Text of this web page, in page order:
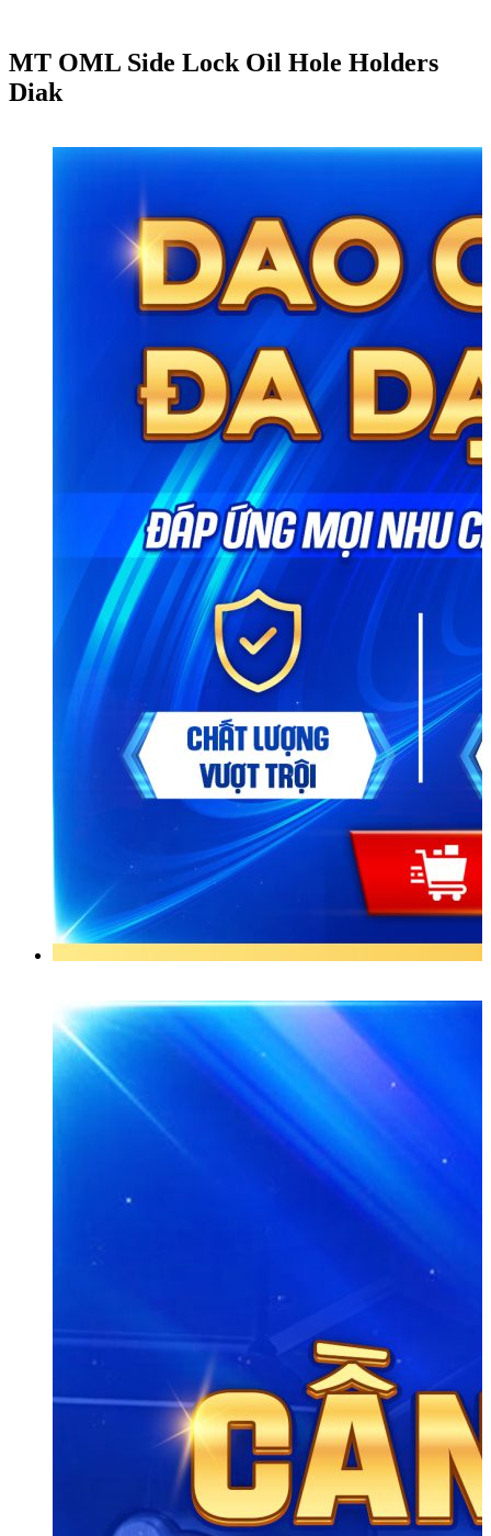
MT OML Side Lock Oil Hole Holders
Diak